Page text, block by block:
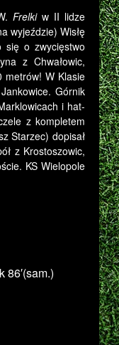
Frelkiw II lidze
wyjeździe) Wisłę
się o zwycięstwo
z Chwałowic,
metrów! W Klasie
Górnik
i hat-
z kompletem
Starzec) dopisał
z Krostoszowic,
KS Wielopole
86′(sam.)